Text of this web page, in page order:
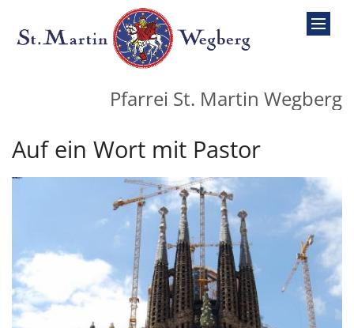
Zum Inhalt springen
Pfarrei St. Martin Wegberg
Auf ein Wort mit Pastor